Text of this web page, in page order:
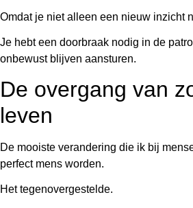
Omdat je niet alleen een nieuw inzicht
Je hebt een doorbraak nodig in de
onbewust blijven aansturen.
De overgang van
leven
De mooiste verandering die ik bij
perfect mens worden.
Het tegenovergestelde.